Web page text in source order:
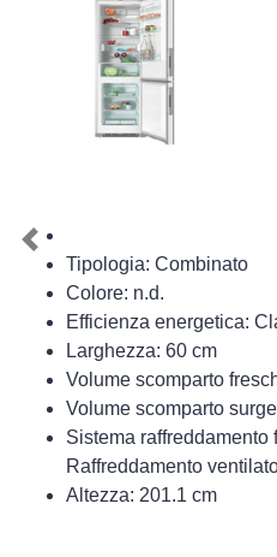
Tipologia: Combinato
Colore: n.d.
Efficienza energetica:
Larghezza: 60 cm
Volume scomparto
Volume scomparto
Sistema raffreddamento
Raffreddamento
Altezza: 201.1 cm
Previous